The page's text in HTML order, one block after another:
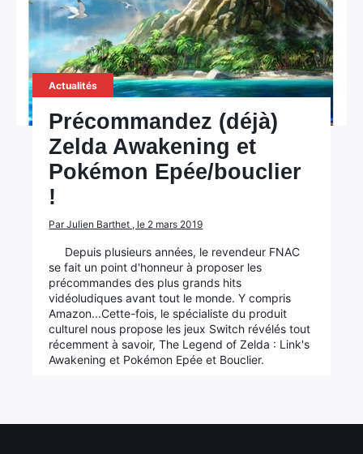
Actualités
Précommandez (déjà)
Zelda Awakening et
Pokémon Epée/bouclier
!
Par Julien Barthet , le 2 mars 2019
Depuis plusieurs années, le revendeur FNAC
se fait un point d'honneur à proposer les
précommandes des plus grands hits
vidéoludiques avant tout le monde. Y compris
Amazon...Cette-fois, le spécialiste du produit
culturel nous propose les jeux Switch révélés tout
récemment à savoir, The Legend of Zelda : Link's
Awakening et Pokémon Epée et Bouclier.